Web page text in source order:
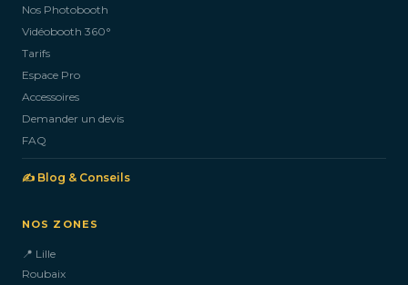
Nos Photobooth
Vidéobooth 360°
Tarifs
Espace Pro
Accessoires
Demander un devis
FAQ
✍️ Blog & Conseils
NOS ZONES
📍 Lille
Roubaix